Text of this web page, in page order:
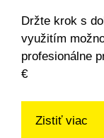
Držte krok s
využitím
profesionálne
€
Zistiť viac